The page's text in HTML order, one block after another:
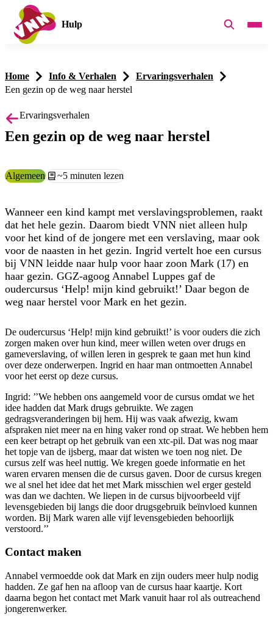
Hulp
Home Info & Verhalen
Ervaringsverhalen
Een gezin op de weg naar herstel
Ervaringsverhalen
Een gezin op de weg naar herstel
Categorie:
AlgemeenLeestijd:
~5 minuten lezen
Wanneer een kind kampt met verslavingsproblemen, raakt
dat het hele gezin. Daarom biedt VNN niet alleen hulp
voor het kind of de jongere met een verslaving, maar ook
voor de naasten in het gezin. Ingrid vertelt hoe een cursus
bij VNN leidde naar hulp voor haar zoon Mark (17) en
haar gezin. GGZ-agoog Annabel Luppes gaf de
oudercursus ‘Help! mijn kind gebruikt!’ Daar begon de
weg naar herstel voor Mark en het gezin.
De oudercursus ‘Help! mijn kind gebruikt!’ is voor ouders die zich
zorgen maken over hun kind, meer willen weten over drugs en
gameverslaving, of willen leren in gesprek te gaan met hun kind
over deze onderwerpen. Ingrid en haar man ontmoetten Annabel
voor het eerst op deze cursus.
Ingrid: ’’We hebben ons aangemeld voor de cursus omdat we het
idee hadden dat Mark drugs gebruikte. We zagen
gedragsveranderingen bij hem. Hij was vaak afwezig, kwam
afspraken niet meer na en hing vaker rond op straat. We hebben hem
een keer betrapt op het gebruik van een xtc-pil. Dat was nog maar
het topje van de ijsberg, maar dat wisten we toen nog niet. De
cursus zelf was heel nuttig. We kregen goede informatie en het
waren ervaren mensen die de cursus gaven. Door de cursus kregen
we al snel het idee dat het met Mark misschien wel erger gesteld
was dan we dachten. We liepen in de cursus bijvoorbeeld vijf
levensgebieden bij langs die door drugsgebruik beïnvloed kunnen
worden. Bij Mark waren alle vijf levensgebieden behoorlijk
verstoord.’’
Contact maken
Annabel vermoedde ook dat Mark en zijn ouders meer hulp nodig
hadden. Ze gaf hen na afloop van de cursus haar kaartje. Kort
daarna begon het contact met Mark vanuit haar rol als outreachend
jongerenwerker.